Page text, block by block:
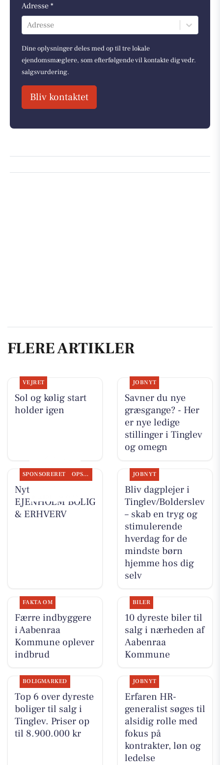
Adresse *
Adresse
Dine oplysninger deles med op til tre lokale
ejendomsmæglere, som efterfølgende vil kontakte dig vedr.
salgsvurdering.
Bliv kontaktet
FLERE ARTIKLER
VEJRET
Sol og kølig start
holder igen
JOBNYT
Savner du nye
græsgange? - Her
er nye ledige
stillinger i Tinglev
og omegn
SPONSORERET OPSLAGSTAVLEN
Nyt fra
EJENHOLM BOLIG
& ERHVERV
JOBNYT
Bliv dagplejer i
Tinglev/Bolderslev
– skab en tryg og
stimulerende
hverdag for de
mindste børn
hjemme hos dig
selv
FAKTA OM
Færre indbyggere
i Aabenraa
Kommune oplever
indbrud
BILER
10 dyreste biler til
salg i nærheden af
Aabenraa
Kommune
BOLIGMARKED
Top 6 over dyreste
boliger til salg i
Tinglev. Priser op
til 8.900.000 kr
JOBNYT
Erfaren HR-
generalist søges til
alsidig rolle med
fokus på
kontrakter, løn og
ledelse